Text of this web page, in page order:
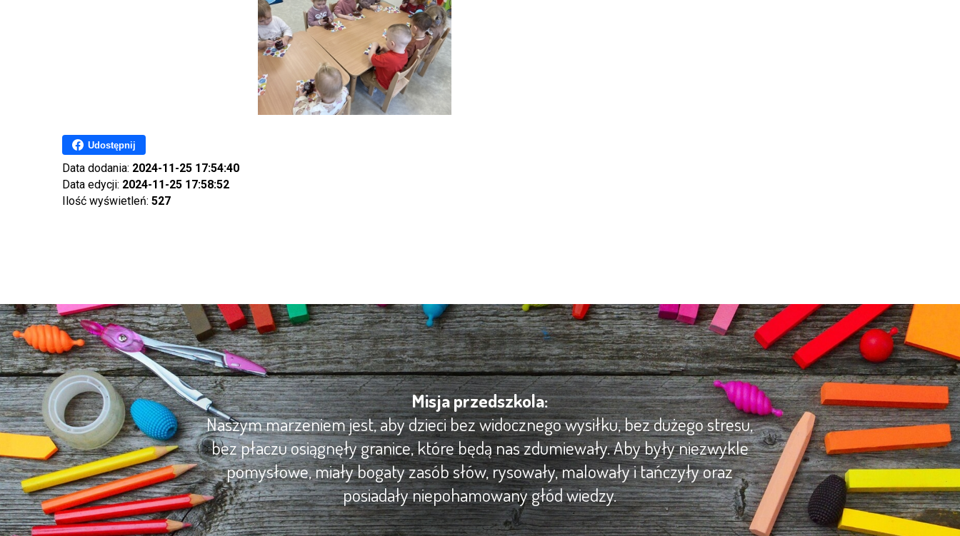
Udostępnij
Data dodania: 2024-11-25 17:54:40
Data edycji: 2024-11-25 17:58:52
Ilość wyświetleń: 527
Misja przedszkola:
Naszym marzeniem jest, aby dzieci bez widocznego wysiłku, bez dużego stresu,
bez płaczu osiągnęły granice, które będą nas zdumiewały. Aby były niezwykle
pomysłowe, miały bogaty zasób słów, rysowały, malowały i tańczyły oraz
posiadały niepohamowany głód wiedzy.